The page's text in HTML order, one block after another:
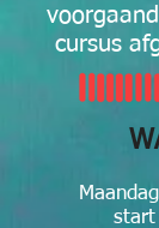
cursus
start